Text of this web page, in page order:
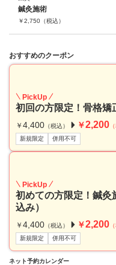
鍼灸施術
￥2,750 （税込）
おすすめのクーポン
PickUp
初回の方限定！骨格矯
￥ 4,400 （税込） ￥2,200
新規限定
併用不可
PickUp
初めての方限定！鍼灸
込み）
￥ 4,400 （税込） ￥2,200
新規限定
併用不可
ネット予約カレンダー